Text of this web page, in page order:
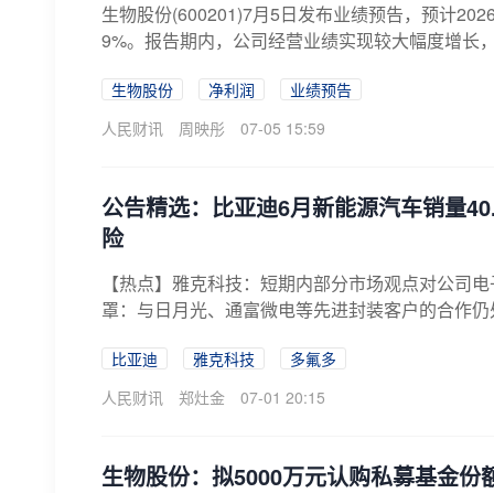
生物股份(600201)7月5日发布业绩预告，预计
9%。报告期内，公司经营业绩实现较大幅度增长
生物股份 净利润
业绩预告
人民财讯
周映彤 07-05 15:59
公告精选：比亚迪6月新能源汽车销量
险
【热点】雅克科技：短期内部分市场观点对公司
罩：与日月光、通富微电等先进封装客户的合作
比亚迪 雅克科技
多氟多
人民财讯
郑灶金 07-01 20:15
生物股份：拟5000万元认购私募基金份